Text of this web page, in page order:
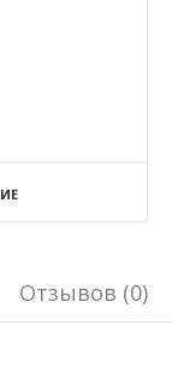
Отзывов (0)